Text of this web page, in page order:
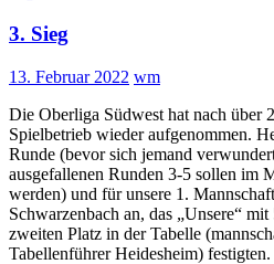
3. Sieg
13. Februar 2022 wm
Die Oberliga Südwest hat nach über
Spielbetrieb wieder aufgenommen.
Runde (bevor sich jemand
ausgefallenen Runden 3-5 sollen im
werden) und für unsere 1.
Schwarzenbach an, das „Unsere“
zweiten Platz in der Tabelle
Tabellenführer Heidesheim) festigten.